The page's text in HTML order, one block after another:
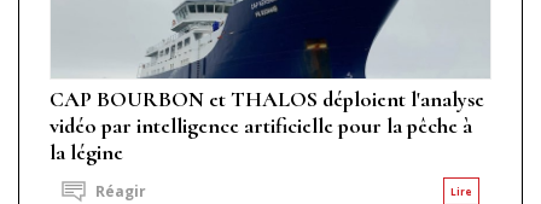
CAP BOURBON et THALOS déploient l'analyse
vidéo par intelligence artificielle pour la pêche à
la légine
Lire
Réagir